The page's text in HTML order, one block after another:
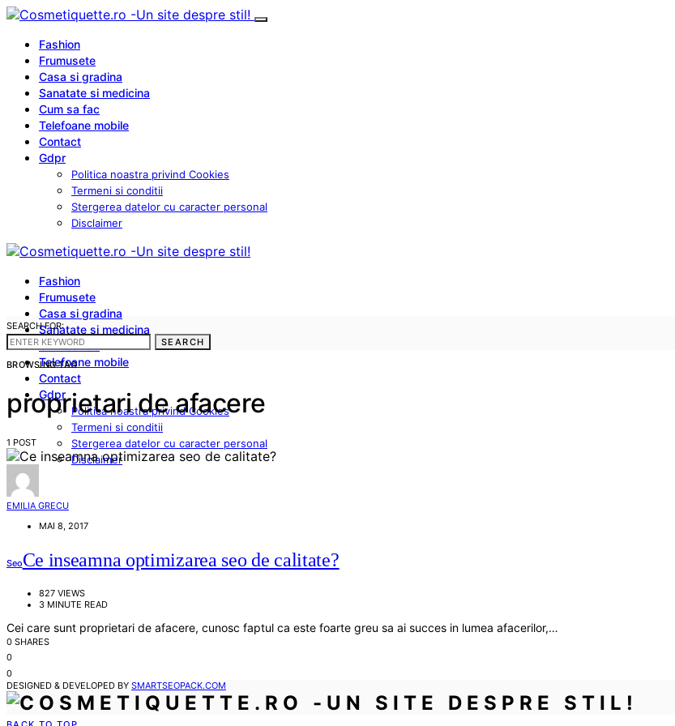
Fashion
Frumusete
Casa si gradina
Sanatate si medicina
Cum sa fac
Telefoane mobile
Contact
Gdpr
Politica noastra privind Cookies
Termeni si conditii
Stergerea datelor cu caracter personal
Disclaimer
Fashion
Frumusete
Casa si gradina
Sanatate si medicina
Cum sa fac
Telefoane mobile
Contact
Gdpr
Politica noastra privind Cookies
Termeni si conditii
Stergerea datelor cu caracter personal
Disclaimer
SEARCH FOR:
SEARCH
BROWSING TAG
proprietari de afacere
1 POST
EMILIA GRECU
MAI 8, 2017
SeoCe inseamna optimizarea seo de calitate?
827 VIEWS
3 MINUTE READ
Cei care sunt proprietari de afacere, cunosc faptul ca este foarte greu sa ai succes in lumea afacerilor,…
0 SHARES
0
0
DESIGNED & DEVELOPED BY SMARTSEOPACK.COM